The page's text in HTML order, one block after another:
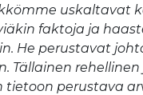
uskaltavat
faktoja ja
He perustavat
Tällainen rehellinen
tietoon perustava